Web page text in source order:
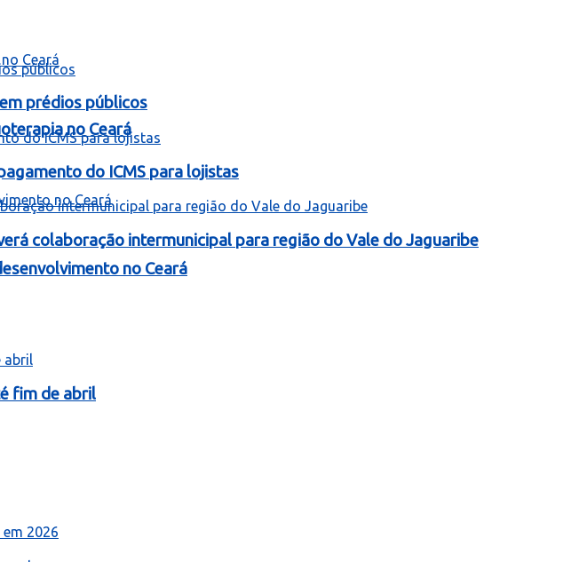
no Ceará
no Ceará
prédios públicos
do ICMS para lojistas
colaboração intermunicipal para região do Vale do Jaguaribe
fim de abril